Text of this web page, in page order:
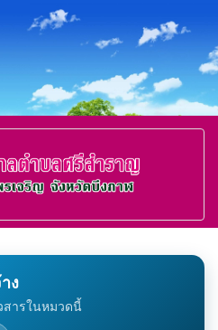
ง
สารในหมวดนี้